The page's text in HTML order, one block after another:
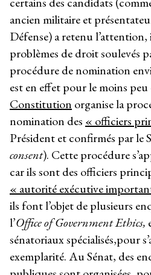
ancien militaire et
Défense) a retenu l’attention,
problèmes de droit soulevés
procédure de nomination
est en effet pour le moins
Constitution organise la
nomination des « officiers
Président et confirmés par le
consent). Cette procédure
car ils sont des officiers
« autorité exécutive
ils font l’objet de plusieurs
l’Office of Government Ethics,
sénatoriaux spécialisés,pour
exemplarité. Au Sénat, des